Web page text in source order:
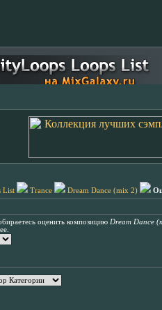
List Trance Dream Dance (mix 2)
оценить композицию Dream Dance